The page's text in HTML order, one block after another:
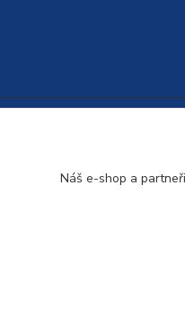
Náš e-shop a